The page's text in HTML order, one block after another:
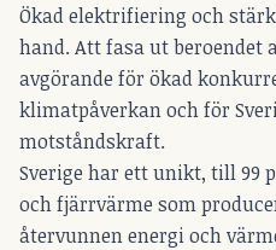
Ökad elektrifiering och
hand. Att fasa ut beroendet
avgörande för ökad
klimatpåverkan och för
motståndskraft.
Sverige har ett unikt, till 99
och fjärrvärme som
återvunnen energi och